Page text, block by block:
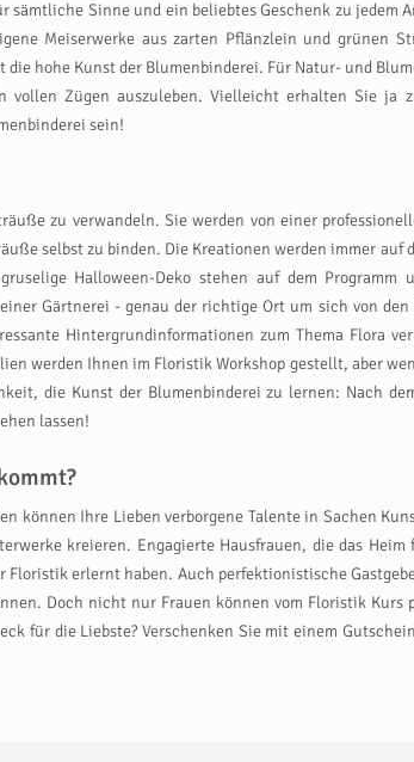
Sinne und ein beliebtes Geschenk zu jedem
Meiserwerke aus zarten Pflänzlein und grünen
hohe Kunst der Blumenbinderei. Für Natur- und
Zügen auszuleben. Vielleicht erhalten Sie ja
sein!
zu verwandeln. Sie werden von einer
selbst zu binden. Die Kreationen werden immer auf
Halloween-Deko stehen auf dem Programm
Gärtnerei - genau der richtige Ort um sich von den
Hintergrundinformationen zum Thema Flora
werden Ihnen im Floristik Workshop gestellt, aber
die Kunst der Blumenbinderei zu lernen: Nach
lassen!
können Ihre Lieben verborgene Talente in Sachen
kreieren. Engagierte Hausfrauen, die das
erlernt haben. Auch perfektionistische
Doch nicht nur Frauen können vom Floristik Kurs
für die Liebste? Verschenken Sie mit einem